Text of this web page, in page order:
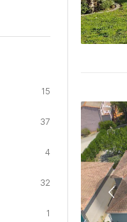
15
37
4
32
1